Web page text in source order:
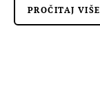
PROČITAJ VIŠE